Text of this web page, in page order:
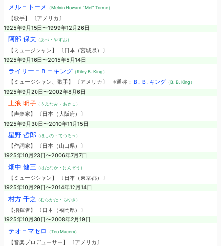
メル＝トーメ （Melvin Howard “Mel” Torme）
【歌手】 〔アメリカ〕
1925年9月15日〜1999年12月26日
阿部 保夫 （あべ・やすお）
【ミュージシャン】 〔日本（宮城県）〕
1925年9月16日〜2015年5月14日
ライリー＝Ｂ＝キング （Riley B. King）
【ミュージシャン、歌手】 〔アメリカ〕 ※通称： Ｂ. Ｂ. キング （B. B. King）
1925年9月20日〜2002年8月6日
上浪 明子（うえなみ・あきこ）
【声楽家】 〔日本（大阪府）〕
1925年9月30日〜2010年11月15日
星野 哲郎（ほしの・てつろう）
【作詞家】 〔日本（山口県）〕
1925年10月23日〜2006年7月7日
畑中 健三 （はたなか・けんぞう）
【ミュージシャン】 〔日本（東京都）〕
1925年10月29日〜2014年12月14日
村方 千之 （むらかた・ちゆき）
【指揮者】 〔日本（福岡県）〕
1925年10月30日〜2008年2月19日
テオ＝マセロ （Teo Macero）
【音楽プロデューサー】 〔アメリカ〕